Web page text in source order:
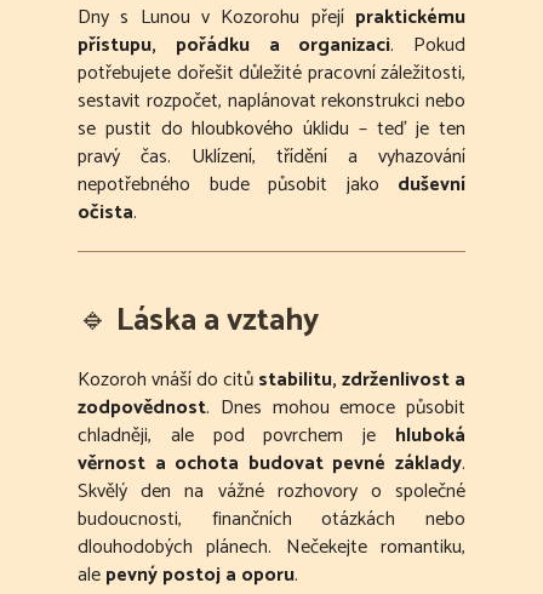
Dny s Lunou v Kozorohu přejí praktickému
přístupu, pořádku a organizaci. Pokud
potřebujete dořešit důležité pracovní záležitosti,
sestavit rozpočet, naplánovat rekonstrukci nebo
se pustit do hloubkového úklidu – teď je ten
pravý čas. Uklízení, třídění a vyhazování
nepotřebného bude působit jako duševní
očista.
🔹 Láska a vztahy
Kozoroh vnáší do citůstabilitu, zdrženlivost a
zodpovědnost. Dnes mohou emoce působit
chladněji, ale pod povrchem je hluboká
věrnost a ochota budovat pevné základy.
Skvělý den na vážné rozhovory o společné
budoucnosti, finančních otázkách nebo
dlouhodobých plánech. Nečekejte romantiku,
alepevný postoj a oporu.